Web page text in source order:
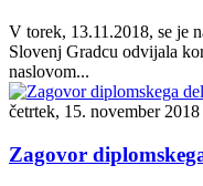
V torek, 13.11.2018, se je
Slovenj Gradcu odvijala
naslovom...
četrtek, 15. november 2018
Zagovor